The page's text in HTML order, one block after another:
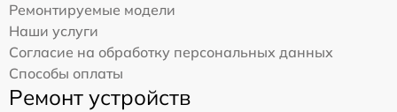
Ремонтируемые модели
Наши услуги
Согласие на обработку персональных данных
Способы оплаты
Ремонт устройств